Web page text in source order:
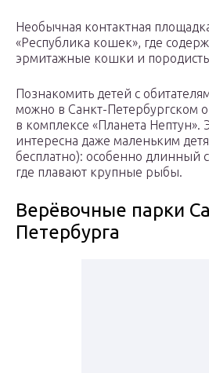
Необычная контактная
«Республика кошек», где
эрмитажные кошки и
Познакомить детей с
можно в Санкт-Петербургском
в комплексе «Планета Нептун».
интересна даже маленьким
бесплатно): особенно длинный
где плавают крупные рыбы.
Верёвочные парки
Петербурга